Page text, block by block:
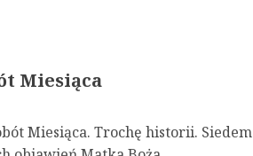
Miesiąca
Miesiąca. Trochę historii. Siedem